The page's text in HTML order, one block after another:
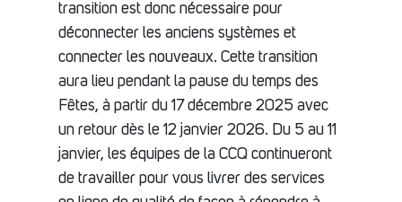
transition est donc nécessaire pour
déconnecter les anciens systèmes et
connecter les nouveaux. Cette transition
aura lieu pendant la pause du temps des
Fêtes, à partir du 17 décembre 2025 avec
un retour dès le 12 janvier 2026. Du 5 au 11
janvier, les équipes de la CCQ continueront
de travailler pour vous livrer des services